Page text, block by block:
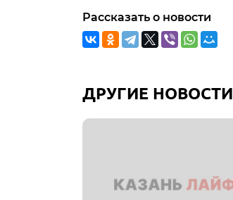
Рассказать о новости
ДРУГИЕ НОВОСТИ